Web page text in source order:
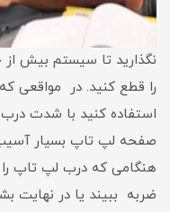
نگذارید تا سیستم بیش
را قطع کنید. در مواقعی
استفاده کنید با شدت درب
صفحه لپ تاپ بسیار آسیب
هنگامی‌ که درب لپ تاپ
ضربه ببیند یا در نهایت